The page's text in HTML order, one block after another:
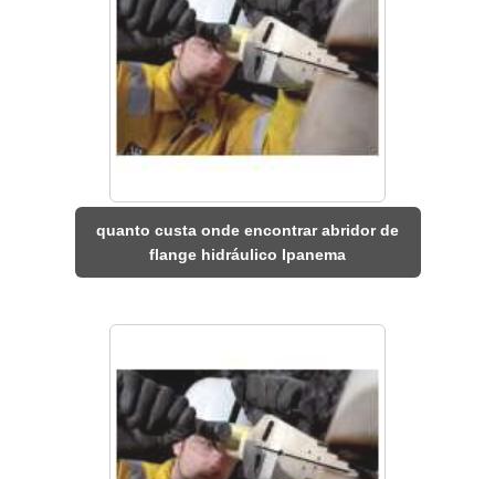
quanto custa onde encontrar abridor de
flange hidráulico Ipanema